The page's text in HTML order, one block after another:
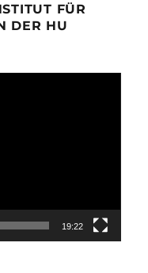
FÜR
DER HU
19:22